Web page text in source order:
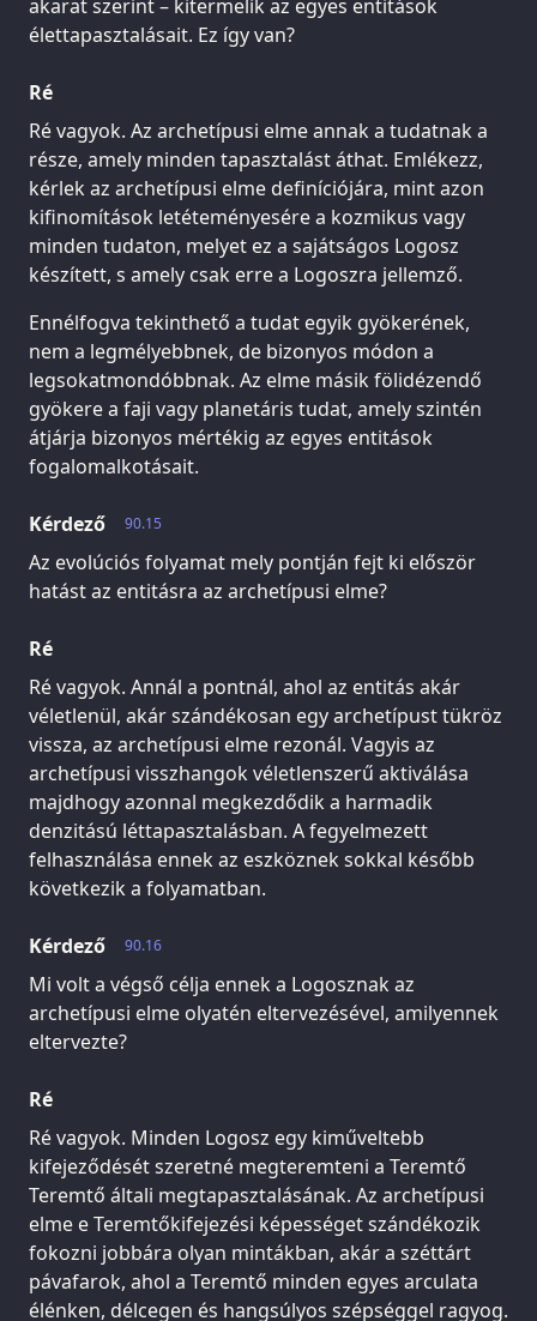
akarat szerint – kitermelik az egyes entitások
élettapasztalásait. Ez így van?
Ré
Ré vagyok. Az archetípusi elme annak a tudatnak a
része, amely minden tapasztalást áthat. Emlékezz,
kérlek az archetípusi elme definíciójára, mint azon
kifinomítások letéteményesére a kozmikus vagy
minden tudaton, melyet ez a sajátságos Logosz
készített, s amely csak erre a Logoszra jellemző.
Ennélfogva tekinthető a tudat egyik gyökerének,
nem a legmélyebbnek, de bizonyos módon a
legsokatmondóbbnak. Az elme másik fölidézendő
gyökere a faji vagy planetáris tudat, amely szintén
átjárja bizonyos mértékig az egyes entitások
fogalomalkotásait.
90.15
Kérdező
Az evolúciós folyamat mely pontján fejt ki először
hatást az entitásra az archetípusi elme?
Ré
Ré vagyok. Annál a pontnál, ahol az entitás akár
véletlenül, akár szándékosan egy archetípust tükröz
vissza, az archetípusi elme rezonál. Vagyis az
archetípusi visszhangok véletlenszerű aktiválása
majdhogy azonnal megkezdődik a harmadik
denzitású léttapasztalásban. A fegyelmezett
felhasználása ennek az eszköznek sokkal később
következik a folyamatban.
90.16
Kérdező
Mi volt a végső célja ennek a Logosznak az
archetípusi elme olyatén eltervezésével, amilyennek
eltervezte?
Ré
Ré vagyok. Minden Logosz egy kiműveltebb
kifejeződését szeretné megteremteni a Teremtő
Teremtő általi megtapasztalásának. Az archetípusi
elme e Teremtőkifejezési képességet szándékozik
fokozni jobbára olyan mintákban, akár a széttárt
pávafarok, ahol a Teremtő minden egyes arculata
élénken, délcegen és hangsúlyos szépséggel ragyog.